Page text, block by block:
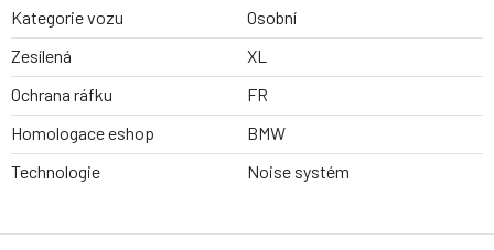
Kategorie vozu
Osobní
Zesílená
XL
Ochrana ráfku
FR
Homologace eshop
BMW
Technologie
Noise systém